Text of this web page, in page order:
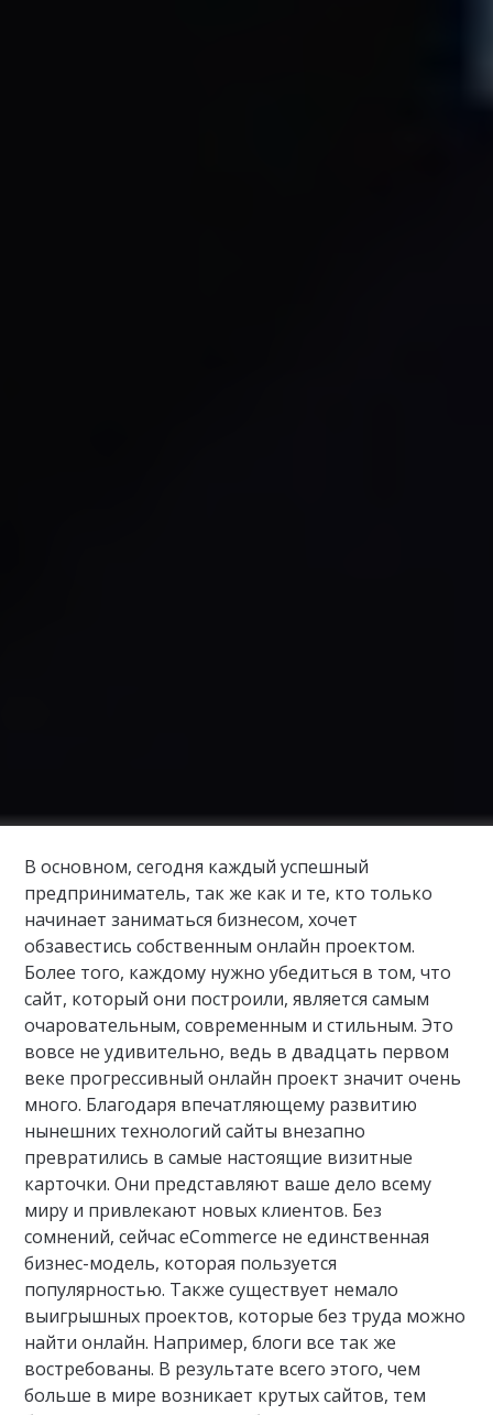
В основном, сегодня каждый успешный
предприниматель, так же как и те, кто только
начинает заниматься бизнесом, хочет
обзавестись собственным онлайн проектом.
Более того, каждому нужно убедиться в том, что
сайт, который они построили, является самым
очаровательным, современным и стильным. Это
вовсе не удивительно, ведь в двадцать первом
веке прогрессивный онлайн проект значит очень
много. Благодаря впечатляющему развитию
нынешних технологий сайты внезапно
превратились в самые настоящие визитные
карточки. Они представляют ваше дело всему
миру и привлекают новых клиентов. Без
сомнений, сейчас eCommerce не единственная
бизнес-модель, которая пользуется
популярностью. Также существует немало
выигрышных проектов, которые без труда можно
найти онлайн. Например, блоги все так же
востребованы. В результате всего этого, чем
больше в мире возникает крутых сайтов, тем